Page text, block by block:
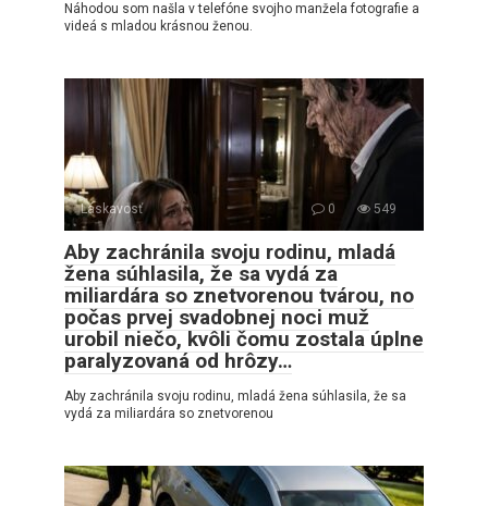
Náhodou som našla v telefóne svojho manžela fotografie a
videá s mladou krásnou ženou.
Láskavosť 0 549
Aby zachránila svoju rodinu, mladá
žena súhlasila, že sa vydá za
miliardára so znetvorenou tvárou, no
počas prvej svadobnej noci muž
urobil niečo, kvôli čomu zostala úplne
paralyzovaná od hrôzy…
Aby zachránila svoju rodinu, mladá žena súhlasila, že sa
vydá za miliardára so znetvorenou